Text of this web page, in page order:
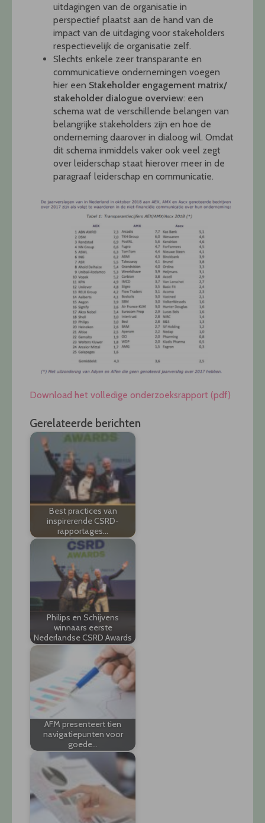
uitdagingen van de organisatie in
perspectief plaatst aan de hand van de
impact van de uitdaging voor stakeholders
respectievelijk de organisatie zelf.
Slechts enkele zeer transparante en
communicatieve ondernemingen voegen
hier een Stakeholder engagement matrix/
stakeholder dialogue overview: een
schema wat de verschillende belangen van
belangrijke stakeholders zijn en hoe de
onderneming daarover in dialoog wil. Omdat
dit schema inmiddels vaker ook veel zegt
over leiderschap staat hierover meer in de
paragraaf leiderschap en communicatie.
Download het volledige onderzoeksrapport (pdf)
Gerelateerde berichten
Best practices van
inspirerende CSRD-
rapportages…
Philips en Schijvens
winnaars eerste
Nederlandse CSRD Awards
AFM presenteert tien
navigatiepunten voor
goede…